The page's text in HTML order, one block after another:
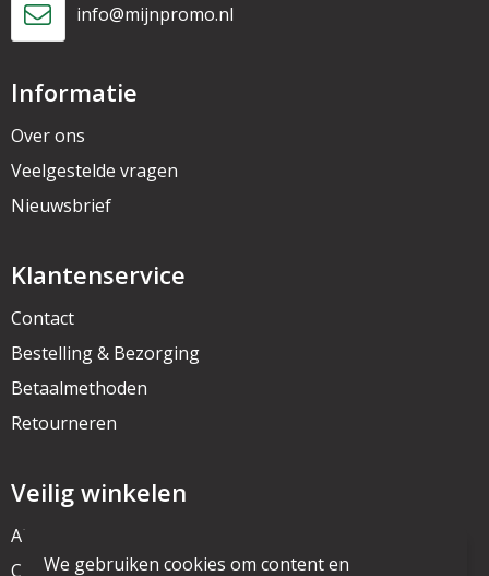
info@mijnpromo.nl
Informatie
Over ons
Veelgestelde vragen
Nieuwsbrief
Klantenservice
Contact
Bestelling & Bezorging
Betaalmethoden
Retourneren
Veilig winkelen
Algemene voorwaarden
Cookieverklaring
We gebruiken cookies om content en